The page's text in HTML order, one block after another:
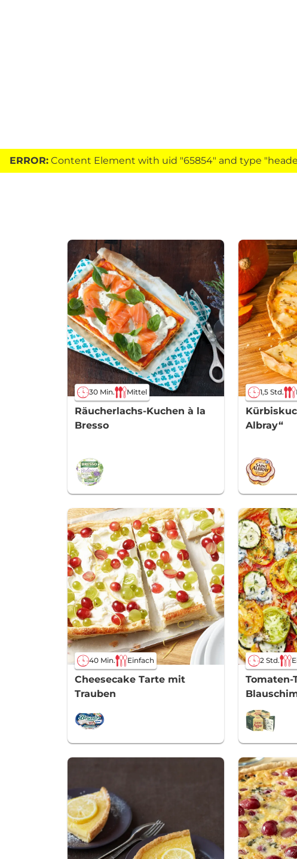
ERROR: Content Element with uid "65854" and type
30 Min. Mittel
Räucherlachs-Kuchen à la
Bresso
1,5 Std.
Albray“
40 Min. Einfach
Cheesecake Tarte mit
Trauben
2 Std.